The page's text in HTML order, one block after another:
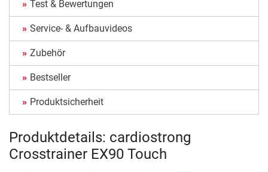
Test & Bewertungen
Service- & Aufbauvideos
Zubehör
Bestseller
Produktsicherheit
Produktdetails: cardiostrong
Crosstrainer EX90 Touch